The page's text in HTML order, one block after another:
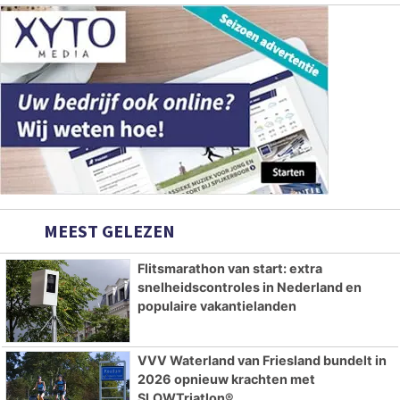
MEEST GELEZEN
Flitsmarathon van start: extra
snelheidscontroles in Nederland en
populaire vakantielanden
VVV Waterland van Friesland bundelt in
2026 opnieuw krachten met